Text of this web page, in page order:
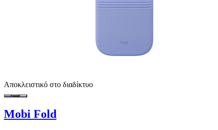
Αποκλειστικό στο διαδίκτυο
Mobi Fold